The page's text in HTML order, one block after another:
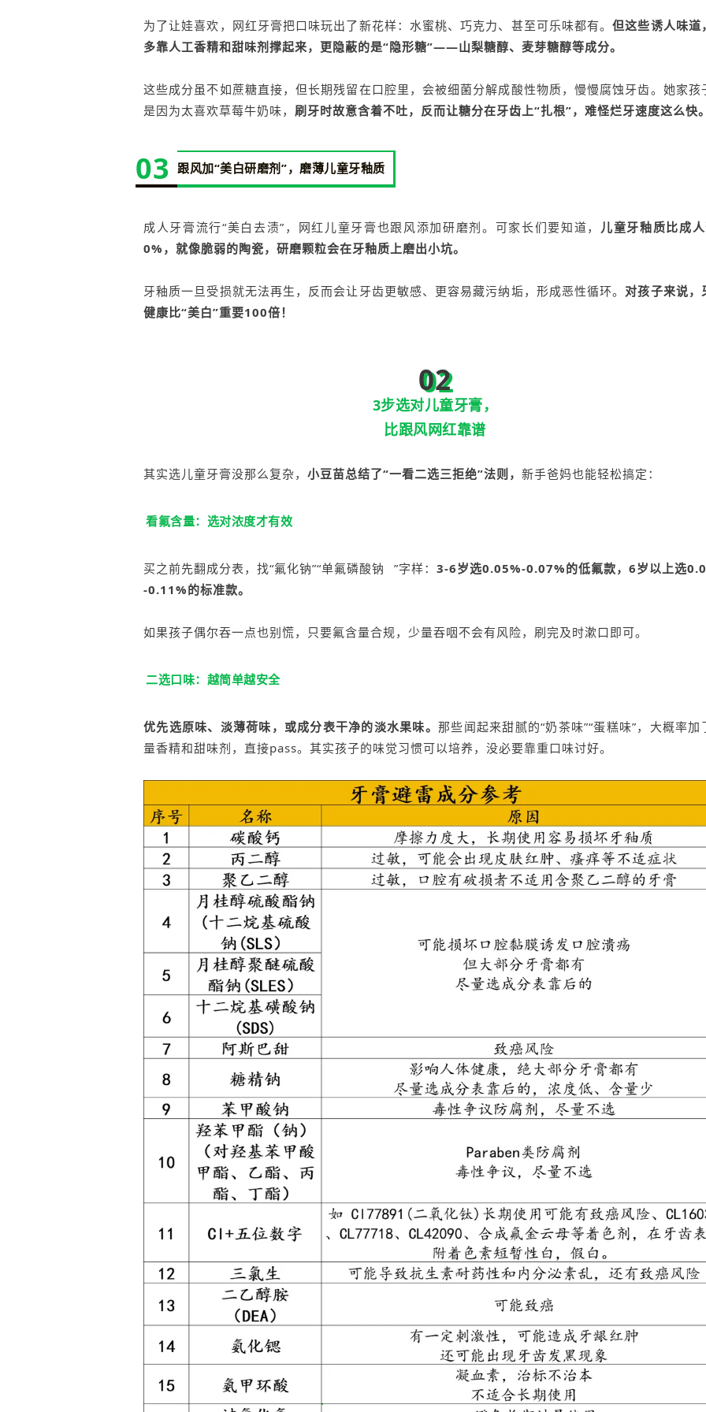
为了让娃喜欢，网红牙膏把口味玩出了新花样：水蜜桃、巧克力、甚至可乐味都有。但这些诱人味道
多靠人工香精和甜味剂撑起来，更隐蔽的是“隐形糖”——山梨糖醇、麦芽糖醇等成分。
这些成分虽不如蔗糖直接，但长期残留在口腔里，会被细菌分解成酸性物质，慢慢腐蚀牙齿。她家孩
是因为太喜欢草莓牛奶味， 刷牙时故意含着不吐，反而让糖分在牙齿上“扎根”，难怪烂牙速度这么快
03 跟风加“美白研磨剂”，磨薄儿童牙釉质
成人牙膏流行“美白去渍”，网红儿童牙膏也跟风添加研磨剂。可家长们要知道， 儿童牙釉质比成
0%，就像脆弱的陶瓷，研磨颗粒会在牙釉质上磨出小坑。
牙釉质一旦受损就无法再生，反而会让牙齿更敏感、更容易藏污纳垢，形成恶性循环。 对孩子来说，
健康比“美白”重要100倍！
02
3步选对儿童牙膏，
比跟风网红靠谱
其实选儿童牙膏没那么复杂， 小豆苗总结了“一看二选三拒绝”法则， 新手爸妈也能轻松搞定：
看氟含量：选对浓度才有效
买之前先翻成分表，找“氟化钠”“单氟磷酸钠 ”字样： 3-6岁选0.05%-0.07%的低氟款，6岁以上选
-0.11%的标准款。
如果孩子偶尔吞一点也别慌，只要氟含量合规，少量吞咽不会有风险，刷完及时漱口即可。
二选口味：越简单越安全
优先选原味、淡薄荷味，或成分表干净的淡水果味。 那些闻起来甜腻的“奶茶味”“蛋糕味”，大概率加
量香精和甜味剂，直接pass。其实孩子的味觉习惯可以培养，没必要靠重口味讨好。